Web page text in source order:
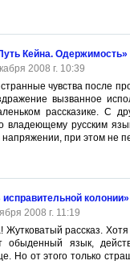
Кейна. Одержимость»
2008 г. 10:39
чувства после
вызванное
рассказике. С
владеющему русским
напряжении, при этом не
колонии»
2008 г. 11:19
Жутковатый рассказ.
обыденный язык,
Но от этого только